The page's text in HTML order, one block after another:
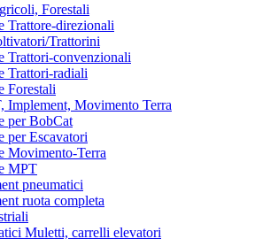
Forestali
Trattore-direzionali
Trattorini
Trattori-convenzionali
Trattori-radiali
Forestali
Implement, Movimento Terra
per BobCat
per Escavatori
Movimento-Terra
MPT
pneumatici
ruota completa
Muletti, carrelli elevatori